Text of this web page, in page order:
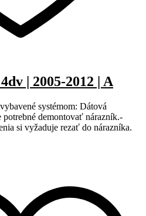
| 2005-2012 | A
systémom: Dátová
potrebné demontovať nárazník.-
si vyžaduje rezať do nárazníka.